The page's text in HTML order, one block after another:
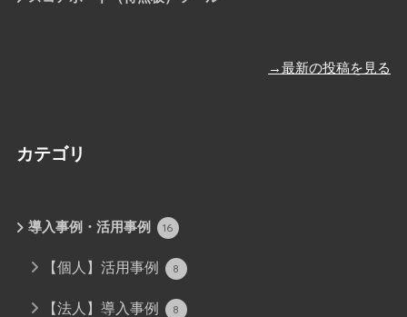
→最新の投稿を見る
カテゴリ
導入事例・活用事例 16
【個人】活用事例 8
【法人】導入事例 8